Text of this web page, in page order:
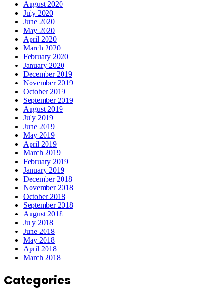
August 2020
July 2020
June 2020
May 2020
April 2020
March 2020
February 2020
January 2020
December 2019
November 2019
October 2019
September 2019
August 2019
July 2019
June 2019
May 2019
April 2019
March 2019
February 2019
January 2019
December 2018
November 2018
October 2018
September 2018
August 2018
July 2018
June 2018
May 2018
April 2018
March 2018
Categories